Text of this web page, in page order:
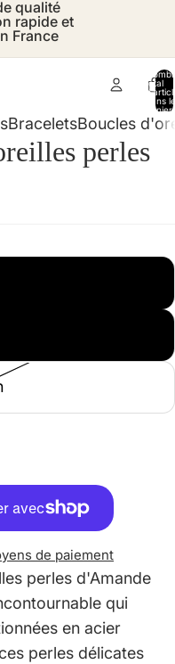
qualité
rapide et
France
total
dans le
BraceletsBoucles
perles
de paiement
perles d'Amande
qui
en acier
perles délicates